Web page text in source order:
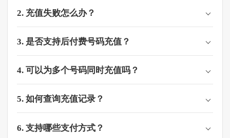
2. 充值失败怎么办？
3. 是否支持后付费号码充值？
4. 可以为多个号码同时充值吗？
5. 如何查询充值记录？
6. 支持哪些支付方式？